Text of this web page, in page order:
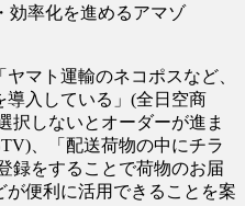
効率化を進めるアマゾ
マト運輸のネコポスなど、
入している」(全日空商
択しないとオーダーが進ま
、「配送荷物の中にチラ
録をすることで荷物のお届
便利に活用できることを案